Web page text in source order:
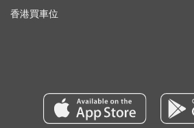
香港買車位